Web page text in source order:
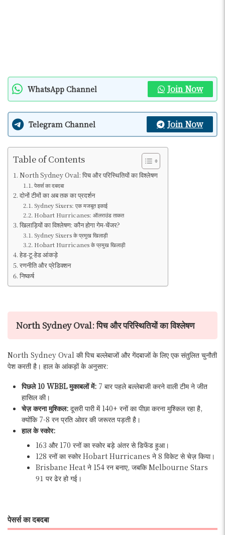
WhatsApp Channel Join Now
Telegram Channel Join Now
Table of Contents
North Sydney Oval: पिच और परिस्थितियों का विश्लेषण
पेसर्स का दबदबा
दोनों टीमों का अब तक का प्रदर्शन
Sydney Sixers: एक मजबूत इकाई
Hobart Hurricanes: ऑलराउंड ताकत
खिलाड़ियों का विश्लेषण: कौन होगा गेम-चेंजर?
Sydney Sixers के प्रमुख खिलाड़ी
Hobart Hurricanes के प्रमुख खिलाड़ी
हेड-टू-हेड आंकड़े
रणनीति और प्रेडिक्शन
निष्कर्ष
North Sydney Oval: पिच और परिस्थितियों का विश्लेषण
North Sydney Oval की पिच बल्लेबाजों और गेंदबाजों के लिए एक संतुलित चुनौती
पेश करती है। हाल के आंकड़ों के अनुसार:
पिछले 10 WBBL मुकाबलों में: 7 बार पहले बल्लेबाजी करने वाली टीम ने जीत
हासिल की।
चेज़ करना मुश्किल: दूसरी पारी में 140+ रनों का पीछा करना मुश्किल रहा है,
क्योंकि 7-8 रन प्रति ओवर की जरूरत पड़ती है।
हाल के स्कोर:
163 और 170 रनों का स्कोर बड़े अंतर से डिफेंड हुआ।
128 रनों का स्कोर Hobart Hurricanes ने 8 विकेट से चेज़ किया।
Brisbane Heat ने 154 रन बनाए, जबकि Melbourne Stars
91 पर ढेर हो गई।
पेसर्स का दबदबा